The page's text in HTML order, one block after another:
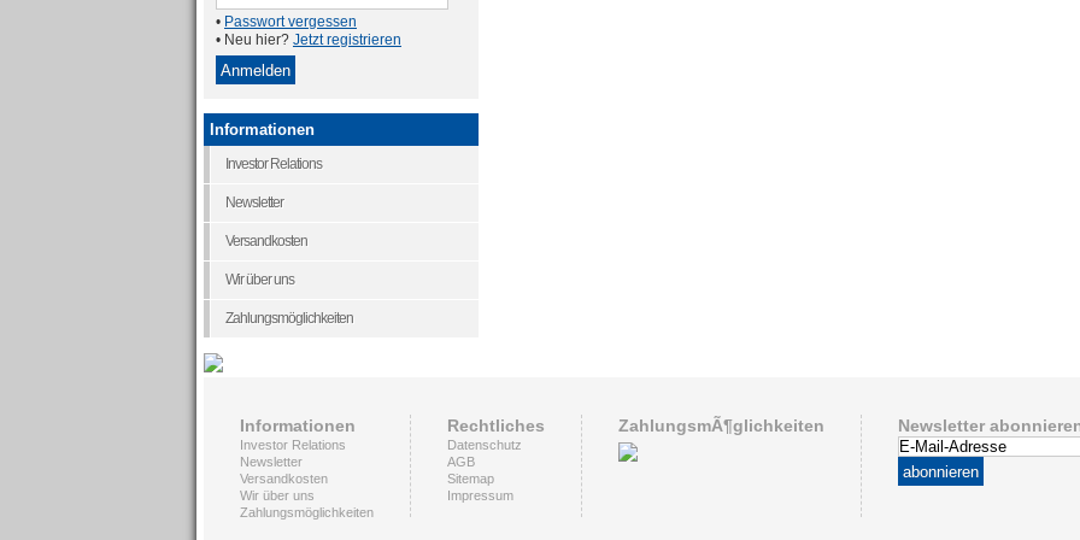
• Passwort vergessen
• Neu hier? Jetzt registrieren
Informationen
Investor Relations
Newsletter
Versandkosten
Wir über uns
Zahlungsmöglichkeiten
Informationen
Investor Relations
Newsletter
Versandkosten
Wir über uns
Zahlungsmöglichkeiten
Rechtliches
Datenschutz
AGB
Sitemap
Impressum
ZahlungsmÃ¶glichkeiten Newsletter
abonnieren